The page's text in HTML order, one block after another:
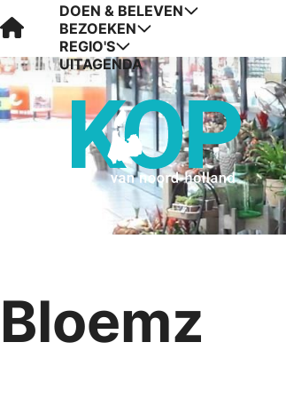
Visit Kop van Holland
DOEN & BELEVEN
BEZOEKEN
REGIO'S
UITAGENDA
Bloemz